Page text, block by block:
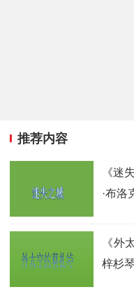
推荐内容
《迷
·布洛
《外
梓杉